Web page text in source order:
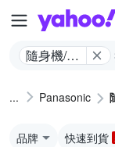
隨身機/類
Panasonic
品牌 快速到貨